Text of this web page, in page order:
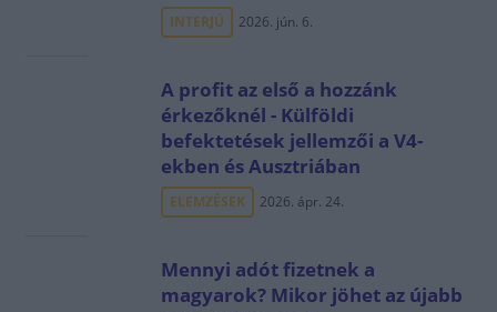
INTERJÚ 2026. jún. 6.
A profit az első a hozzánk
érkezőknél - Külföldi
befektetések jellemzői a V4-
ekben és Ausztriában
ELEMZÉSEK 2026. ápr. 24.
Mennyi adót fizetnek a
magyarok? Mikor jöhet az újabb